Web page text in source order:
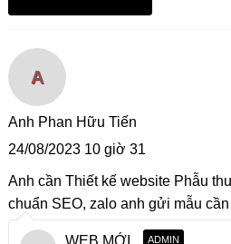
A
Anh Phan Hữu Tiến
24/08/2023 10 giờ 31
Anh cần Thiết kế website Phẫu
chuẩn SEO, zalo anh gửi mẫu
WEB MỚI ADMIN